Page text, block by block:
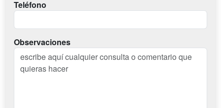
Teléfono
Observaciones